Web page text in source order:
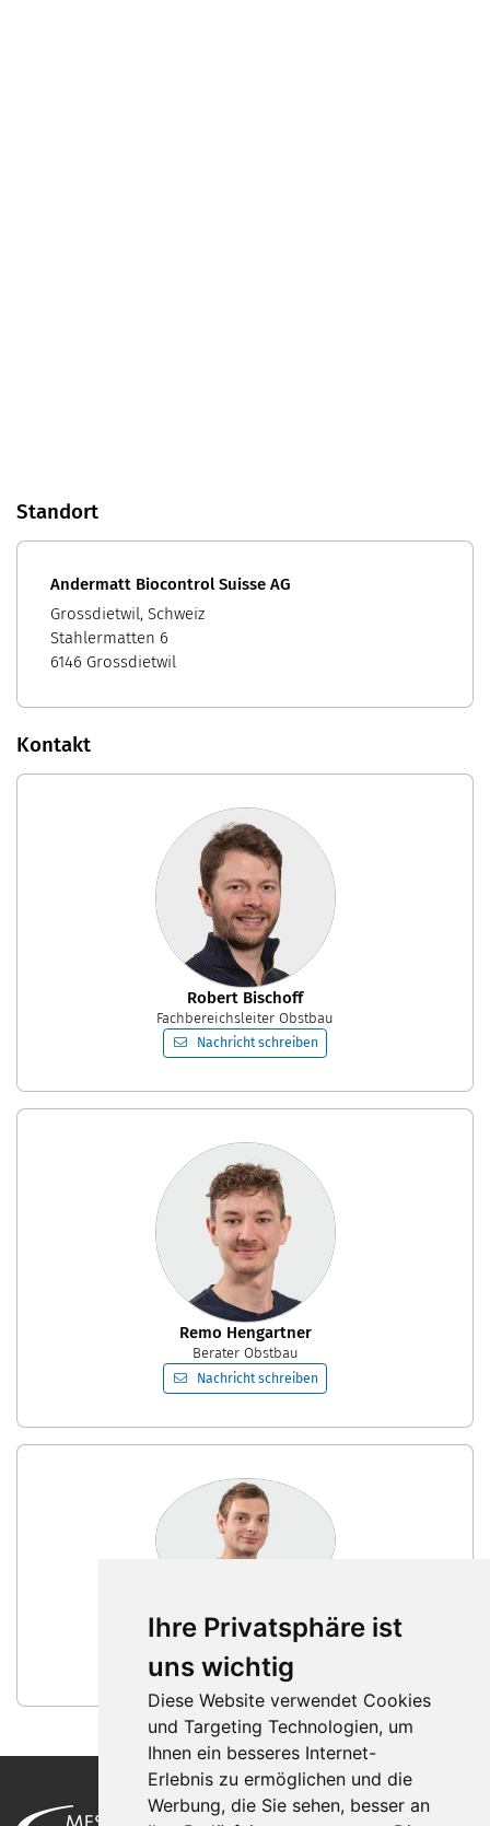
Ihre Privatsphäre ist
uns wichtig
Diese Website verwendet Cookies
und Targeting Technologien, um
Ihnen ein besseres Internet-
Erlebnis zu ermöglichen und die
Werbung, die Sie sehen, besser an
Standort
Andermatt Biocontrol Suisse AG
Grossdietwil, Schweiz
Stahlermatten 6
6146 Grossdietwil
Kontakt
Robert Bischoff
Fachbereichsleiter Obstbau
Nachricht schreiben
Remo Hengartner
Berater Obstbau
Nachricht schreiben
Theo Wahrer
Berater Obstbau
Nachricht schreiben